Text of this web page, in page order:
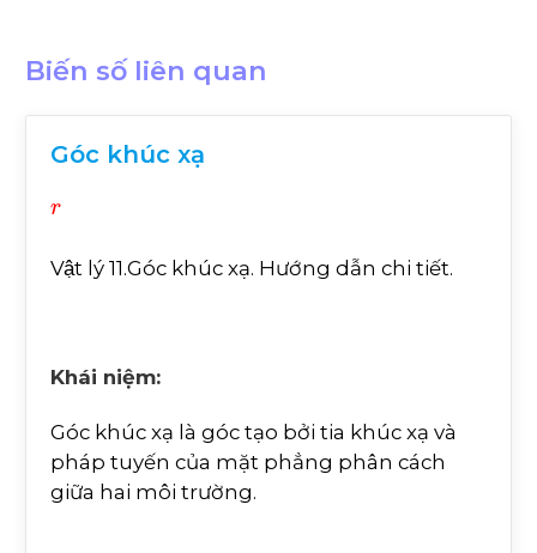
Biến số liên quan
Góc khúc xạ
Vật lý 11.Góc khúc xạ. Hướng dẫn chi tiết.
Khái niệm:
Góc khúc xạ là góc tạo bởi tia khúc xạ và
pháp tuyến của mặt phẳng phân cách
giữa hai môi trường.